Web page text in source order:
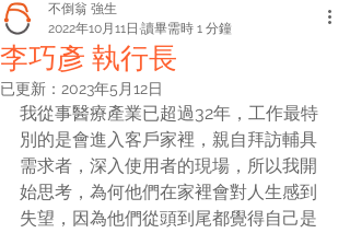
​​李巧彥 執行長
不倒翁 強生
2022年10月11日 讀畢需時 1 分鐘
已更新： 2023年5月12日
我從事醫療產業已超過32年，工作最特
別的是會進入客戶家裡，親自拜訪輔具
需求者，深入使用者的現場，所以我開
始思考，為何他們在家裡會對人生感到
失望，因為他們從頭到尾都覺得自己是